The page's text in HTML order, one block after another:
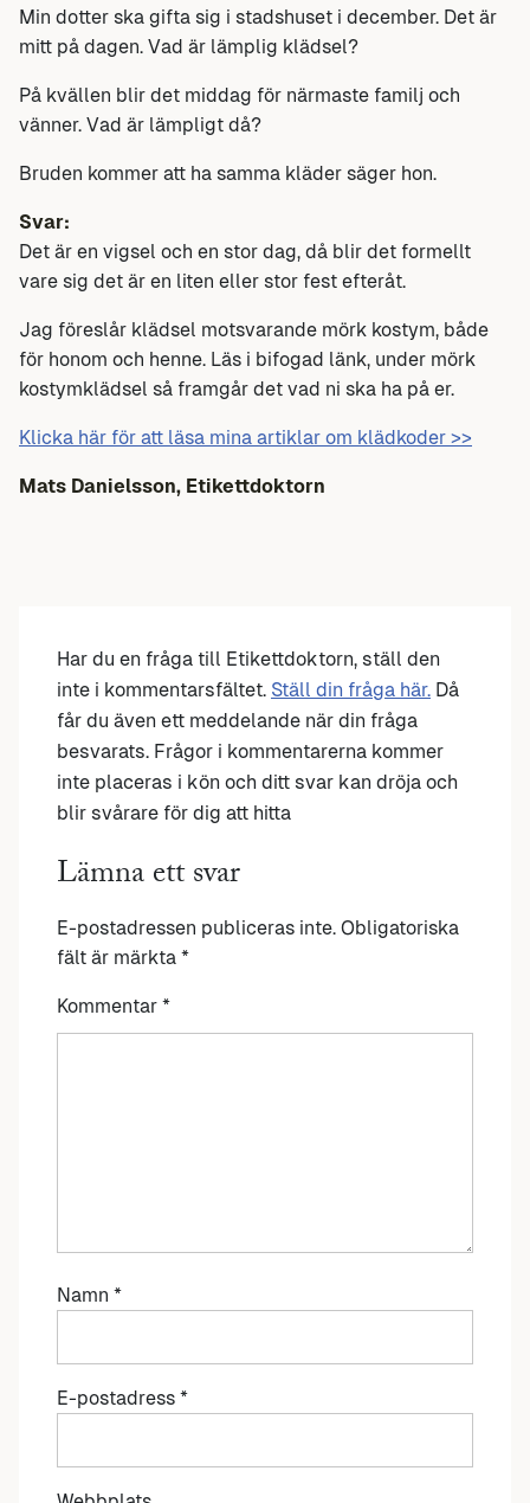
Min dotter ska gifta sig i stadshuset i december. Det är
mitt på dagen. Vad är lämplig klädsel?
På kvällen blir det middag för närmaste familj och
vänner. Vad är lämpligt då?
Bruden kommer att ha samma kläder säger hon.
Svar:
Det är en vigsel och en stor dag, då blir det formellt
vare sig det är en liten eller stor fest efteråt.
Jag föreslår klädsel motsvarande mörk kostym, både
för honom och henne. Läs i bifogad länk, under mörk
kostymklädsel så framgår det vad ni ska ha på er.
Klicka här för att läsa mina artiklar om klädkoder >>
Mats Danielsson, Etikettdoktorn
Har du en fråga till Etikettdoktorn, ställ den
inte i kommentarsfältet. Ställ din fråga här. Då
får du även ett meddelande när din fråga
besvarats. Frågor i kommentarerna kommer
inte placeras i kön och ditt svar kan dröja och
blir svårare för dig att hitta
Lämna ett svar
E-postadressen publiceras inte. Obligatoriska
fält är märkta *
Kommentar *
Namn *
E-postadress *